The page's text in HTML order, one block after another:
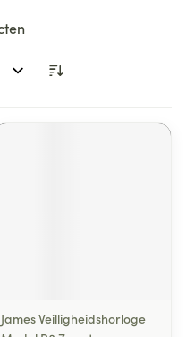
James Veilligheidshorloge